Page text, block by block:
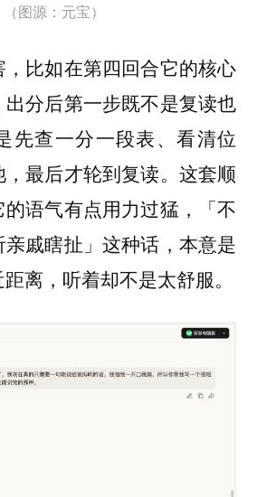
（图源：元宝）
比如在第四回合它的核心
分后第一步既不是复读也
先查一分一段表、看清位
最后才轮到复读。这套顺
语气有点用力过猛，「不
戚瞎扯」这种话，本意是
离，听着却不是太舒服。